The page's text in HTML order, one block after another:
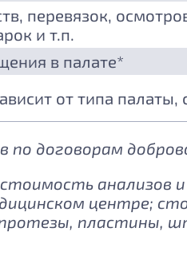
перевязок,
и т.п.
в палате*
от типа
договорам
анализов
центре;
пластины,